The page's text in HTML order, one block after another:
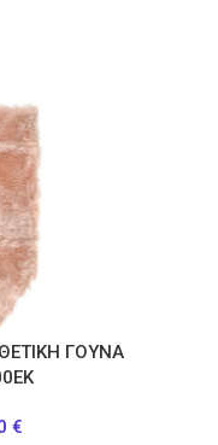
ΓΟΥΝΑ
€